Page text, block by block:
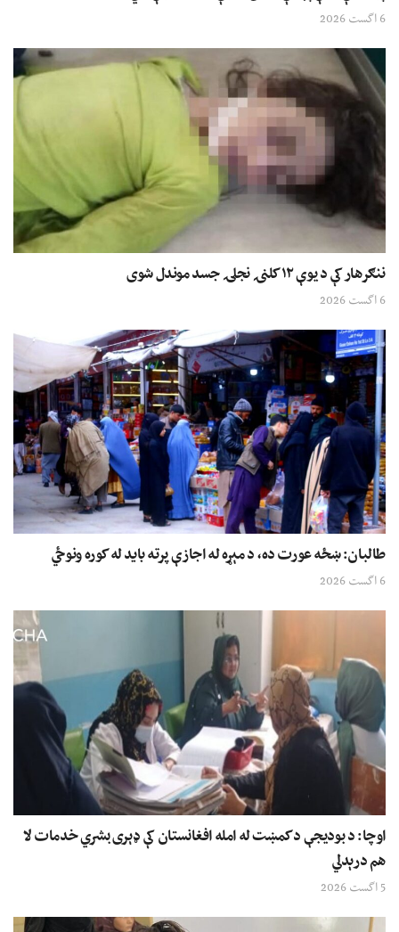
6 اگست 2026
ننګرهار کې د یوې ۱۲ کلنۍ نجلۍ جسد موندل شوی
6 اگست 2026
طالبان: ښځه عورت ده، د مېړه له اجازې پرته باید له کوره ونوځي
6 اگست 2026
اوچا: د بودیجې د کمښت له امله افغانستان کې ډېری بشري خدمات لا
هم درېدلي
5 اگست 2026